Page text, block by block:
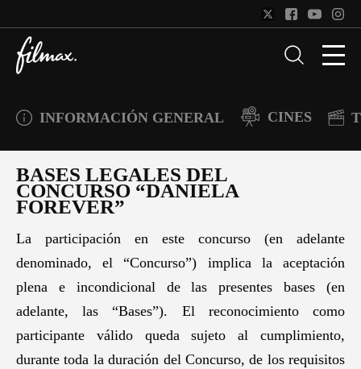
INFORMACIÓN GENERAL CINES
BASES LEGALES DEL
CONCURSO “DANIELA
FOREVER”
La participación en este concurso (en adelante
denominado, el “Concurso”) implica la aceptación
plena e incondicional de las presentes bases (en
adelante, las “Bases”). El reconocimiento como
participante válido queda sujeto al cumplimiento,
durante toda la duración del Concurso, de los requisitos